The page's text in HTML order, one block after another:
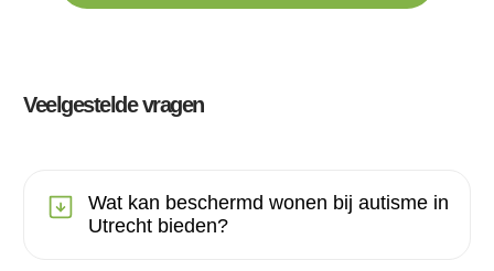
Veelgestelde vragen
Wat kan beschermd wonen bij autisme in
Utrecht bieden?